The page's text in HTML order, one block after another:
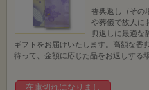
香典返し（その
や葬儀で故人に
典返しに最適な
ギフトをお届けいたします。高額な香
待って、金額に応じた品をお返しする
在庫切れになりまし